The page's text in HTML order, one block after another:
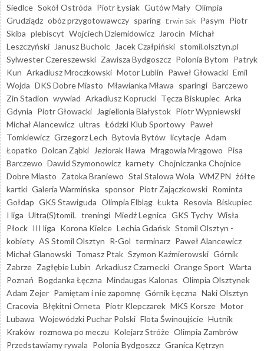
Siedlce Sokół Ostróda Piotr Łysiak Gutów Mały Olimpia
Grudziądz obóz przygotowawczy sparing Erwin Sak Pasym Piotr
Skiba plebiscyt Wojciech Dziemidowicz Jarocin Michał
Leszczyński
Janusz Bucholc Jacek Czałpiński stomil.olsztyn.pl
Sylwester Czereszewski Zawisza Bydgoszcz Polonia Bytom Patryk
Kun Arkadiusz Mroczkowski Motor Lublin Paweł Głowacki Emil
Wojda DKS Dobre Miasto Mławianka Mława sparingi Barczewo
Zin Stadion wywiad Arkadiusz Koprucki Tęcza Biskupiec Arka
Gdynia Piotr Głowacki Jagiellonia Białystok Piotr Wypniewski
Michał Alancewicz ultras Łódzki Klub Sportowy Paweł
Tomkiewicz Grzegorz Lech Bytovia Bytów licytacje Adam
Łopatko Dolcan Ząbki Jeziorak Iława Mrągowia Mrągowo Pisa
Barczewo Dawid Szymonowicz karnety Chojniczanka Chojnice
Dobre Miasto Zatoka Braniewo Stal Stalowa Wola WMZPN żółte
kartki Galeria Warmińska sponsor Piotr Zajączkowski Rominta
Gołdap GKS Stawiguda Olimpia Elbląg Łukta Resovia Biskupiec
I liga Ultra(S)tomiL treningi Miedź Legnica GKS Tychy Wisła
Płock III liga Korona Kielce Lechia Gdańsk Stomil Olsztyn -
kobiety AS Stomil Olsztyn R-Gol terminarz Paweł Alancewicz
Michał Glanowski Tomasz Ptak Szymon Kaźmierowski Górnik
Zabrze Zagłębie Lubin Arkadiusz Czarnecki Orange Sport Warta
Poznań Bogdanka Łęczna Mindaugas Kalonas Olimpia Olsztynek
Adam Zejer Pamiętam i nie zapomnę Górnik Łęczna Naki Olsztyn
Cracovia Błękitni Orneta Piotr Klepczarek MKS Korsze Motor
Lubawa Wojewódzki Puchar Polski Flota Świnoujście Hutnik
Kraków rozmowa po meczu Kolejarz Stróże Olimpia Zambrów
Przedstawiamy rywala Polonia Bydgoszcz Granica Kętrzyn